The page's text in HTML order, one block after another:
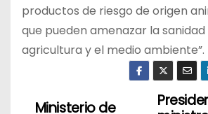
productos de riesgo de origen
que pueden amenazar la
agricultura y el medio ambiente”.
NMinisterio de